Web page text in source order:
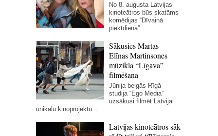
No 8. augusta Latvijas
kinoteātros būs skatāms
komēdijas “Dīvainā
piektdiena”...
Sākusies Martas
Elīnas Martinsones
mūzikla “Līgava”
filmēšana
Jūnija beigās Rīgā
studija “Ego Media”
uzsākusi filmēt Latvijai
unikālu kinoprojektu...
Latvijas kinoteātros sāk